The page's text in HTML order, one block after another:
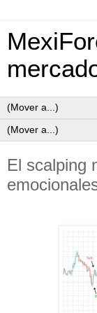
El scalping